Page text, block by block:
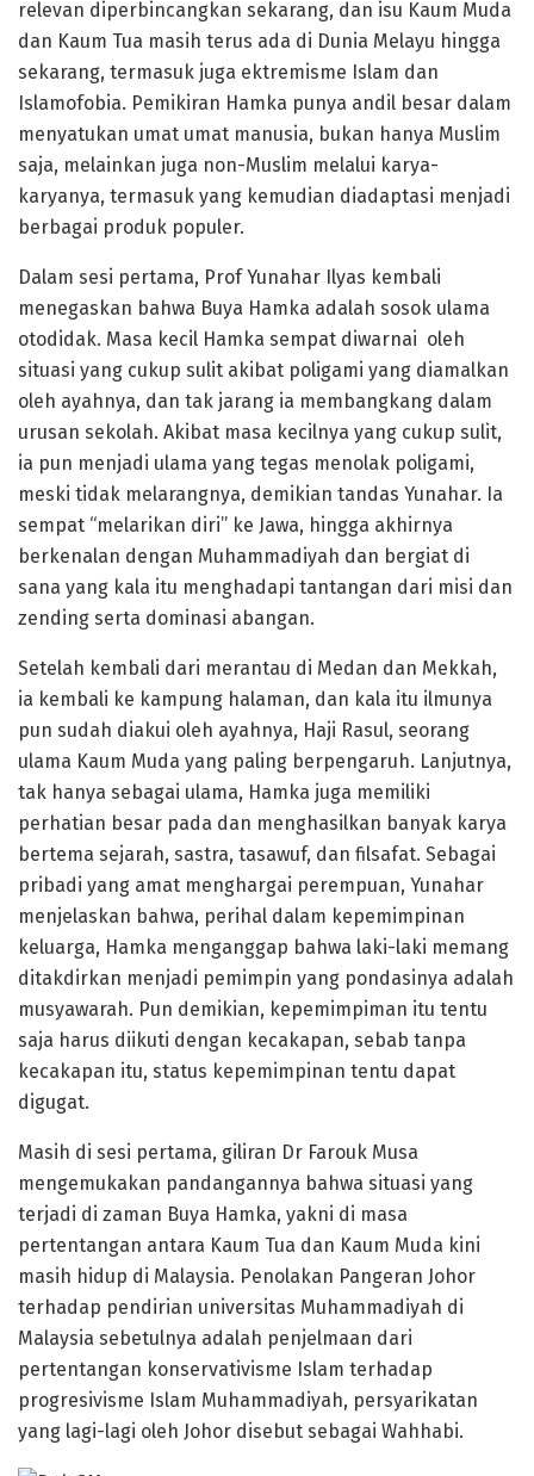
relevan diperbincangkan sekarang, dan isu Kaum Muda
dan Kaum Tua masih terus ada di Dunia Melayu hingga
sekarang, termasuk juga ektremisme Islam dan
Islamofobia. Pemikiran Hamka punya andil besar dalam
menyatukan umat umat manusia, bukan hanya Muslim
saja, melainkan juga non-Muslim melalui karya-
karyanya, termasuk yang kemudian diadaptasi menjadi
berbagai produk populer.
Dalam sesi pertama, Prof Yunahar Ilyas kembali
menegaskan bahwa Buya Hamka adalah sosok ulama
otodidak. Masa kecil Hamka sempat diwarnai oleh
situasi yang cukup sulit akibat poligami yang diamalkan
oleh ayahnya, dan tak jarang ia membangkang dalam
urusan sekolah. Akibat masa kecilnya yang cukup sulit,
ia pun menjadi ulama yang tegas menolak poligami,
meski tidak melarangnya, demikian tandas Yunahar. Ia
sempat “melarikan diri” ke Jawa, hingga akhirnya
berkenalan dengan Muhammadiyah dan bergiat di
sana yang kala itu menghadapi tantangan dari misi dan
zending serta dominasi abangan.
Setelah kembali dari merantau di Medan dan Mekkah,
ia kembali ke kampung halaman, dan kala itu ilmunya
pun sudah diakui oleh ayahnya, Haji Rasul, seorang
ulama Kaum Muda yang paling berpengaruh. Lanjutnya,
tak hanya sebagai ulama, Hamka juga memiliki
perhatian besar pada dan menghasilkan banyak karya
bertema sejarah, sastra, tasawuf, dan filsafat. Sebagai
pribadi yang amat menghargai perempuan, Yunahar
menjelaskan bahwa, perihal dalam kepemimpinan
keluarga, Hamka menganggap bahwa laki-laki memang
ditakdirkan menjadi pemimpin yang pondasinya adalah
musyawarah. Pun demikian, kepemimpiman itu tentu
saja harus diikuti dengan kecakapan, sebab tanpa
kecakapan itu, status kepemimpinan tentu dapat
digugat.
Masih di sesi pertama, giliran Dr Farouk Musa
mengemukakan pandangannya bahwa situasi yang
terjadi di zaman Buya Hamka, yakni di masa
pertentangan antara Kaum Tua dan Kaum Muda kini
masih hidup di Malaysia. Penolakan Pangeran Johor
terhadap pendirian universitas Muhammadiyah di
Malaysia sebetulnya adalah penjelmaan dari
pertentangan konservativisme Islam terhadap
progresivisme Islam Muhammadiyah, persyarikatan
yang lagi-lagi oleh Johor disebut sebagai Wahhabi.